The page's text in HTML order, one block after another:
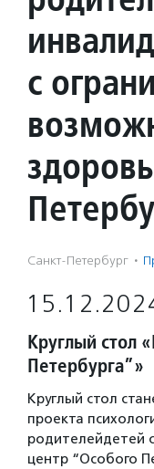
с
Санкт-Петербург ·
Круглый стол
Петербурга”»
Круглый стол
проекта
родителейдетей
центр “Особого